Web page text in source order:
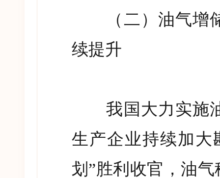
（二）油气增储
续提升
我国大力实施油
生产企业持续加大
划 ”胜利收官，油